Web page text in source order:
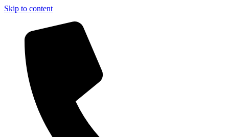
Skip to content